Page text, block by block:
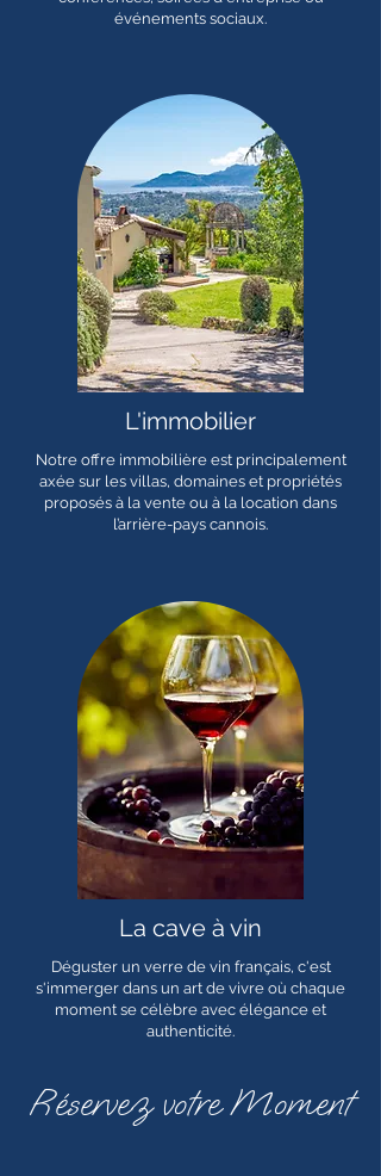
événements sociaux.
L'immobilier
Notre offre immobilière est principalement
axée sur les villas, domaines et propriétés
proposés à la vente ou à la location dans
l’arrière-pays cannois.
La cave à vin
Déguster un verre de vin français, c'est
s'immerger dans un art de vivre où chaque
moment se célèbre avec élégance et
authenticité.
Réservez votre Moment